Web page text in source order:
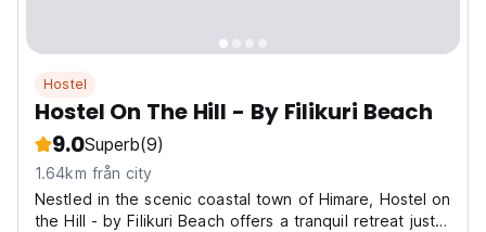
Hostel
Hostel On The Hill - By Filikuri Beach
9.0Superb(9)
1.64km från city
Nestled in the scenic coastal town of Himare, Hostel on
the Hill - by Filikuri Beach offers a tranquil retreat just